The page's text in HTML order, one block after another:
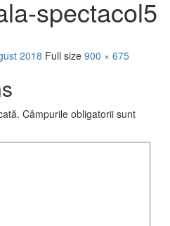
spectacol5
2018 Full size 900 × 675
Câmpurile obligatorii sunt